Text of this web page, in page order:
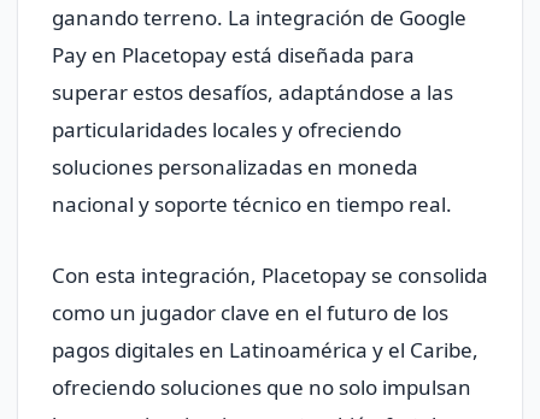
ganando terreno. La integración de Google
Pay en Placetopay está diseñada para
superar estos desafíos, adaptándose a las
particularidades locales y ofreciendo
soluciones personalizadas en moneda
nacional y soporte técnico en tiempo real.
Con esta integración, Placetopay se consolida
como un jugador clave en el futuro de los
pagos digitales en Latinoamérica y el Caribe,
ofreciendo soluciones que no solo impulsan